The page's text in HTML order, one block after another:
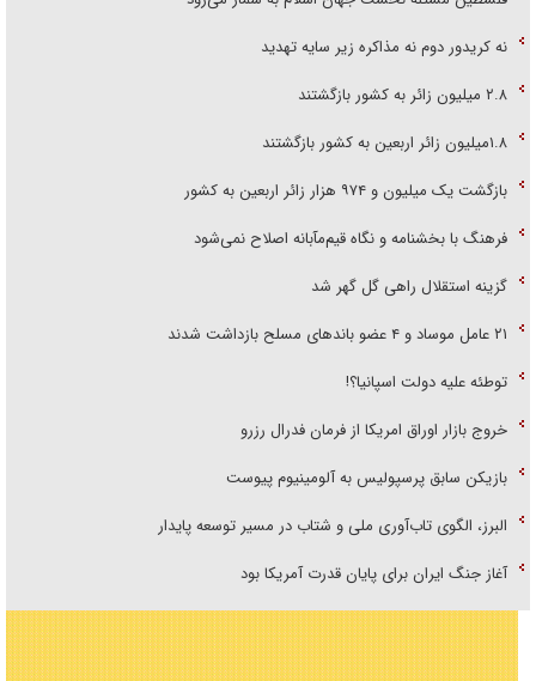
نه کریدور دوم نه مذاکره زیر سایه تهدید
۲.۸ میلیون زائر به کشور بازگشتند
۱.۸میلیون زائر اربعین به کشور بازگشتند
بازگشت یک میلیون و ۹۷۴ هزار زائر اربعین به کشور
فرهنگ با بخشنامه و نگاه قیم‌مآبانه اصلاح نمی‌شود
گزینه استقلال راهی گل گهر شد
۲۱ عامل موساد و ۴ عضو باند‌های مسلح بازداشت شدند
توطئه علیه دولت اسپانیا؟!
خروج بازار اوراق امریکا از فرمان فدرال رزرو
بازیکن سابق پرسپولیس به آلومینیوم پیوست
البرز، الگوی تاب‌آوری ملی و شتاب در مسیر توسعه پایدار
آغاز جنگ ایران برای پایان قدرت آمریکا بود